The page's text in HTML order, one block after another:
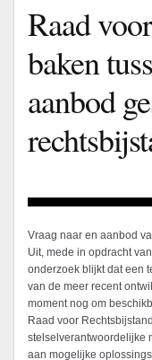
Raad
baken
aanbod
Vraag naar en aanbod
Uit, mede in opdracht
onderzoek blijkt dat een
van de meer recent
moment nog om
Raad voor
stelselverantwoordelijke
aan mogelijke